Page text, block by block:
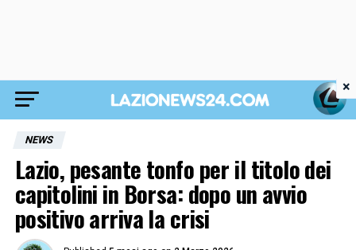
NEWS
Lazio, pesante tonfo per il titolo dei
capitolini in Borsa: dopo un avvio
positivo arriva la crisi
×